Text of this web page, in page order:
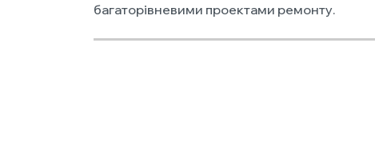
багаторівневими проектами ремонту.